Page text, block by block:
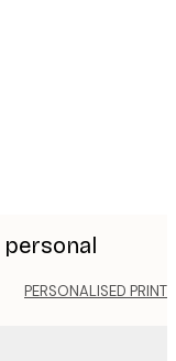
personal
PERSONALISED PRINT